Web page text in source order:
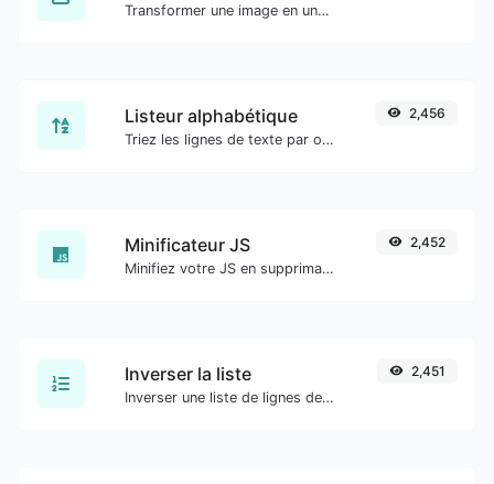
Transformer une image en une chaîne Base64.
Listeur alphabétique
Triez les lignes de texte par ordre alphabétique (A-Z ou Z-A) facilement.
2,456
Minificateur JS
Minifiez votre JS en supprimant tous les caractères inutiles.
2,452
Inverser la liste
Inverser une liste de lignes de texte données.
2,451